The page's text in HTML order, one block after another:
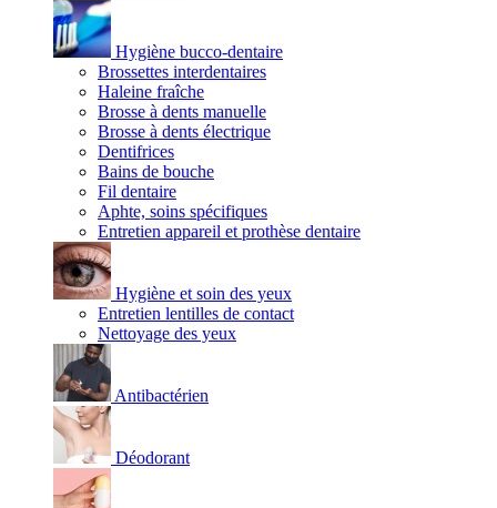
Hygiène bucco-dentaire
Brossettes interdentaires
Haleine fraîche
Brosse à dents manuelle
Brosse à dents électrique
Dentifrices
Bains de bouche
Fil dentaire
Aphte, soins spécifiques
Entretien appareil et prothèse dentaire
Hygiène et soin des yeux
Entretien lentilles de contact
Nettoyage des yeux
Antibactérien
Déodorant